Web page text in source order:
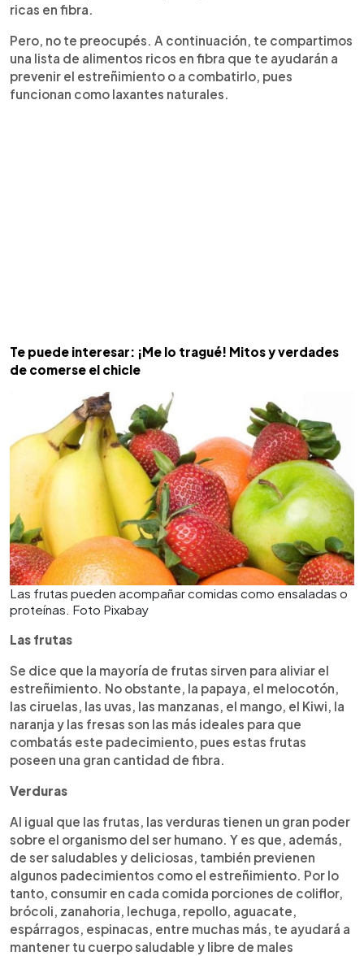
ricas en fibra.
Pero, no te preocupés. A continuación, te compartimos
una lista de alimentos ricos en fibra que te ayudarán a
prevenir el estreñimiento o a combatirlo, pues
funcionan como laxantes naturales.
Te puede interesar: ¡Me lo tragué! Mitos y verdades
de comerse el chicle
Las frutas pueden acompañar comidas como ensaladas o
proteínas. Foto Pixabay
Las frutas
Se dice que la mayoría de frutas sirven para aliviar el
estreñimiento. No obstante, la papaya, el melocotón,
las ciruelas, las uvas, las manzanas, el mango, el Kiwi, la
naranja y las fresas son las más ideales para que
combatás este padecimiento, pues estas frutas
poseen una gran cantidad de fibra.
Verduras
Al igual que las frutas, las verduras tienen un gran poder
sobre el organismo del ser humano. Y es que, además,
de ser saludables y deliciosas, también previenen
algunos padecimientos como el estreñimiento. Por lo
tanto, consumir en cada comida porciones de coliflor,
brócoli, zanahoria, lechuga, repollo, aguacate,
espárragos, espinacas, entre muchas más, te ayudará a
mantener tu cuerpo saludable y libre de males